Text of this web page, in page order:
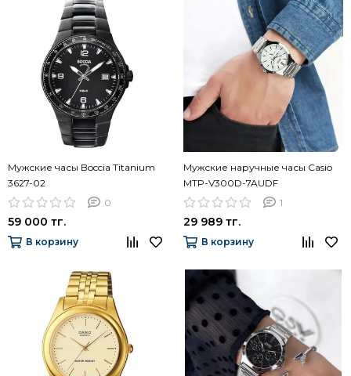
Мужские часы Boccia Titanium
3627-02
0
59 000 тг.
В корзину
Мужские наручные часы Casio
MTP-V300D-7AUDF
1
29 989 тг.
В корзину